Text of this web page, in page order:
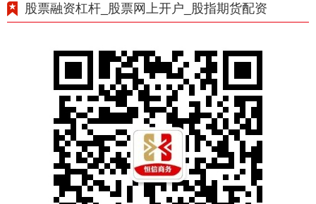
股票融资杠杆_股票网上开户_股指期货配资